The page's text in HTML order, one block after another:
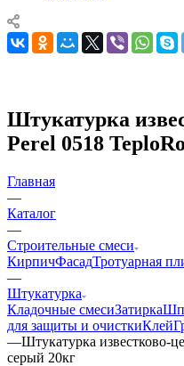
Штукатурка
Perel 0518
Главная
—
Каталог
—
Строительные смеси
КирпичФасадТротуарная
—
Штукатурка
Кладочные смесиЗатирка
для защиты и очисткиКлей
—Штукатурка известково-
серый 20кг